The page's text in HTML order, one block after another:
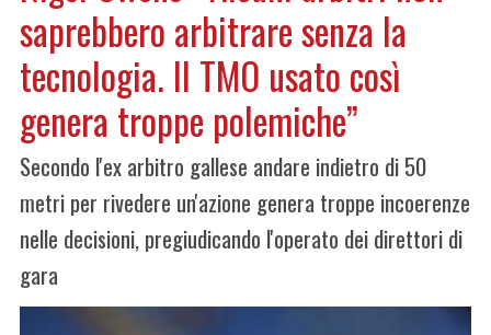
saprebbero arbitrare senza la
tecnologia. Il TMO usato così
genera troppe polemiche”
Secondo l'ex arbitro gallese andare indietro di 50
metri per rivedere un'azione genera troppe incoerenze
nelle decisioni, pregiudicando l'operato dei direttori di
gara